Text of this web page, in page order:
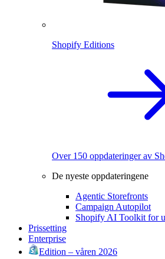
Shopify Editions
Over 150 oppdateringer av
De nyeste oppdateringene
Agentic Storefronts
Campaign Autopilot
Shopify AI Toolkit for
Prissetting
Enterprise
Edition – våren 2026